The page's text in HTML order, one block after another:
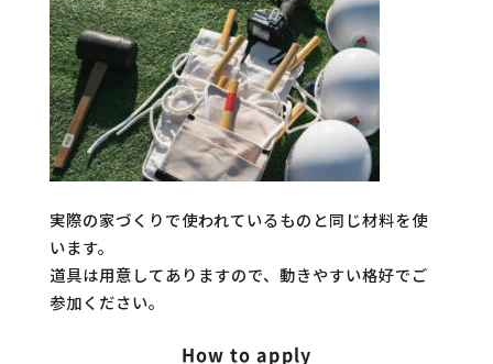
実際の家づくりで使われているものと同じ材料を使
います。
道具は用意してありますので、動きやすい格好でご
参加ください。
How to apply